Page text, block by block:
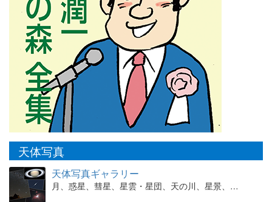
天体写真
天体写真ギャラリー
月、惑星、彗星、星雲・星団、天の川、星景、…